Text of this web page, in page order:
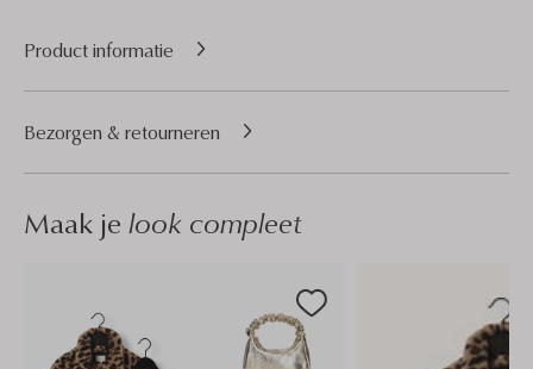
Product informatie
Bezorgen & retourneren
Maak je look compleet